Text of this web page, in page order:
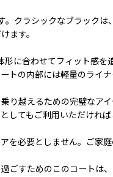
。クラシックなブラック
ます。
形に合わせてフィット感
トの内部には軽量のライ
り越えるための完璧なア
してもご利用いただければ
を必要としません。ご家
ごすためのこのコートは